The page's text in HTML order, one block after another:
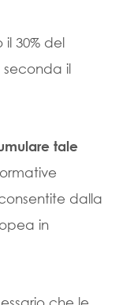
30% del
il
tale
dalla
in